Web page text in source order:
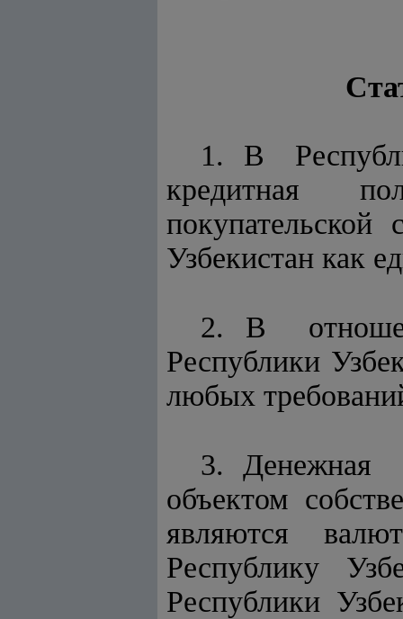
1. В
кредитная
Узбекистан как
2. В
Республики
любых
3. Денежная
объектом
являются
Республику
Республики